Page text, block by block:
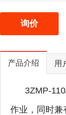
询价
产品介绍 用
3ZMP-110/
作业，同时兼